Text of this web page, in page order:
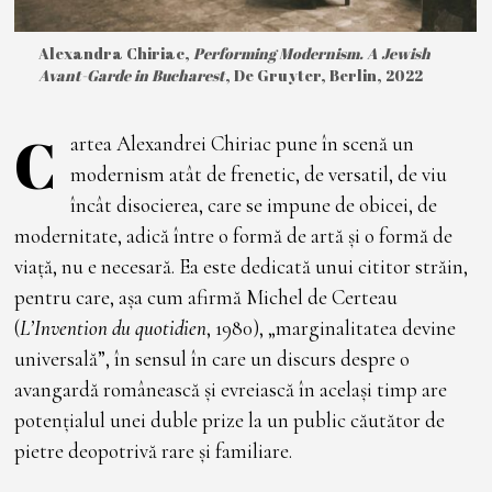
Alexandra Chiriac, Performing Modernism. A Jewish
Avant-Garde in Bucharest, De Gruyter, Berlin, 2022
C
artea Alexandrei Chiriac pune în scenă un
modernism atât de frenetic, de versatil, de viu
încât disocierea, care se impune de obicei, de
modernitate, adică între o formă de artă și o formă de
viață, nu e necesară. Ea este dedicată unui cititor străin,
pentru care, așa cum afirmă Michel de Certeau
(L’Invention du quotidien, 1980), „marginalitatea devine
universală”, în sensul în care un discurs despre o
avangardă românească și evreiască în același timp are
potențialul unei duble prize la un public căutător de
pietre deopotrivă rare și familiare.